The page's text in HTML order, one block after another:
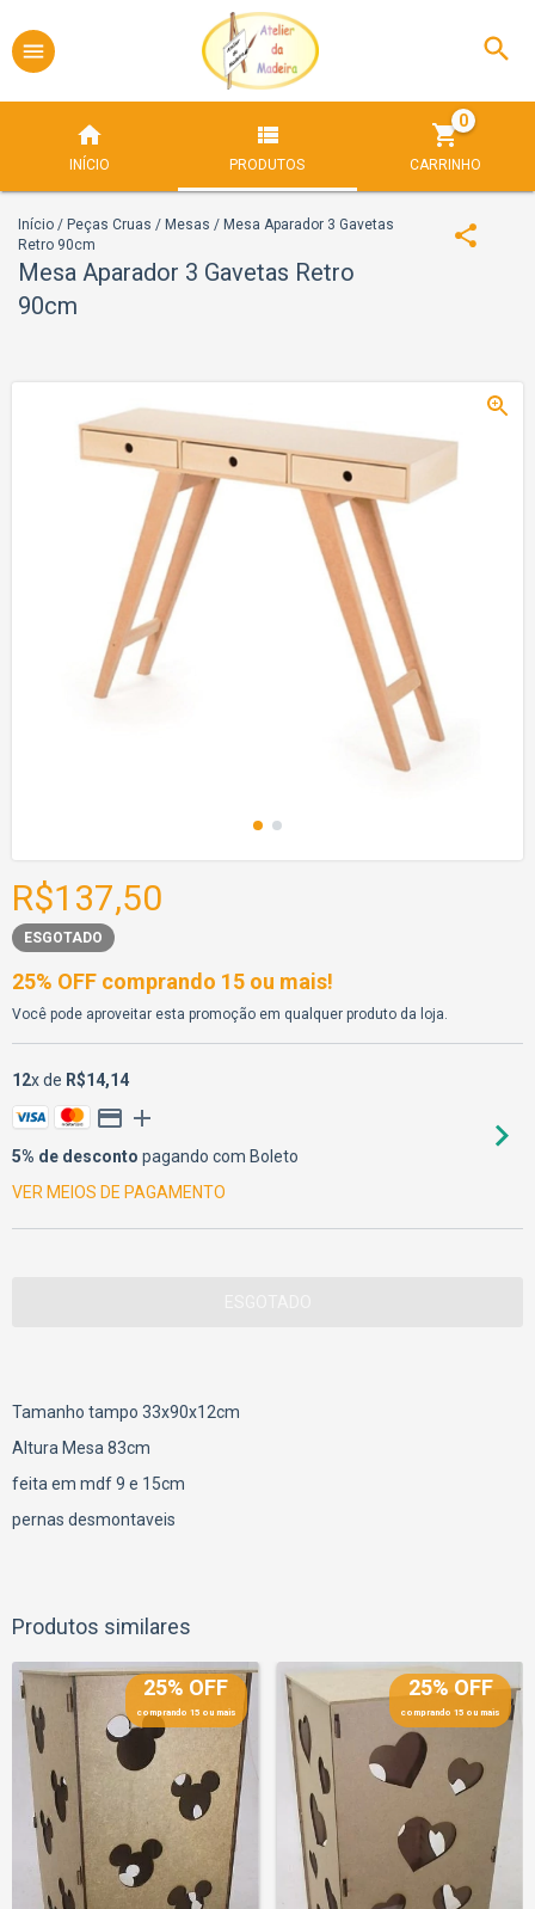
INÍCIO PRODUTOS CARRINHO
0
Início / Peças Cruas / Mesas / Mesa Aparador 3 Gavetas
Retro 90cm
Mesa Aparador 3 Gavetas Retro
90cm
R$137,50
ESGOTADO
25% OFF comprando 15 ou mais!
Você pode aproveitar esta promoção em qualquer produto da loja.
12x de R$14,14
5% de desconto pagando com Boleto
VER MEIOS DE PAGAMENTO
Tamanho tampo 33x90x12cm
Altura Mesa 83cm
feita em mdf 9 e 15cm
pernas desmontaveis
Produtos similares
25% OFF
comprando 15 ou mais
25% OFF
comprando 15 ou mais